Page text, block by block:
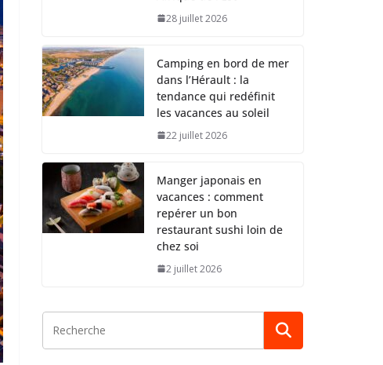
28 juillet 2026
Camping en bord de mer
dans l’Hérault : la
tendance qui redéfinit
les vacances au soleil
22 juillet 2026
Manger japonais en
vacances : comment
repérer un bon
restaurant sushi loin de
chez soi
2 juillet 2026